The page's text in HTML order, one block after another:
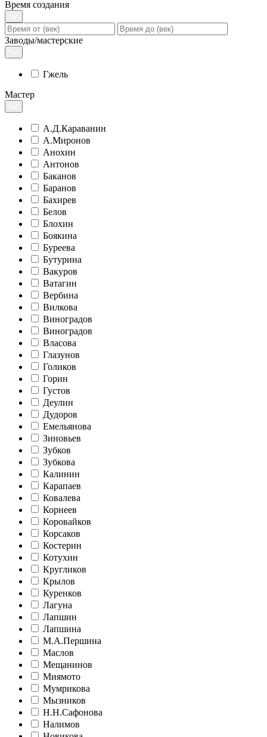
Время создания
Заводы/мастерские
Гжель
Мастер
А.Д.Караванин
А.Миронов
Анохин
Антонов
Баканов
Баранов
Бахирев
Белов
Блохин
Боякина
Буреева
Бутурина
Вакуров
Ватагин
Вербина
Вилкова
Виноградов
Виноградов
Власова
Глазунов
Голиков
Горин
Густов
Деулин
Дудоров
Емельянова
Зиновьев
Зубков
Зубкова
Калинин
Карапаев
Ковалева
Корнеев
Коровайков
Корсаков
Костерин
Котухин
Кругликов
Крылов
Куренков
Лагуна
Лапшин
Лапшина
М.А.Першина
Маслов
Мещанинов
Миямото
Мумрикова
Мызников
Н.Н.Сафонова
Налимов